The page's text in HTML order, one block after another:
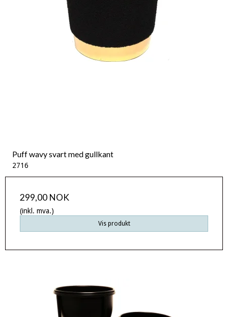
Puff wavy svart med gullkant
2716
299,00 NOK
(inkl. mva.)
Vis produkt